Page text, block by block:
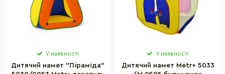
У наявності
Дитячий намет "Піраміда"
У наявності
Дитячий намет Metr+ 5033